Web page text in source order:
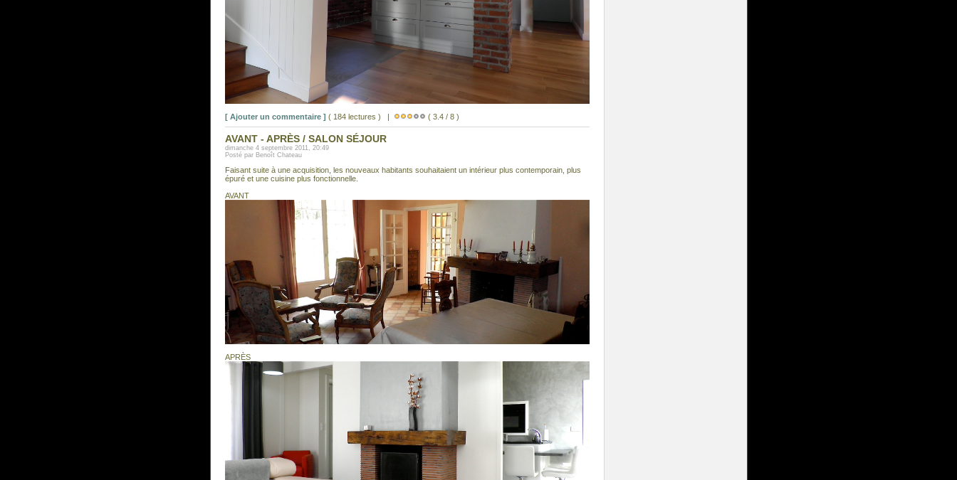
[ Ajouter un commentaire ] ( 184 lectures ) | ( 3.4 / 8 )
AVANT - APRÈS / SALON SÉJOUR
dimanche 4 septembre 2011, 20:49
Posté par Benoît Chateau
Faisant suite à une acquisition, les nouveaux habitants souhaitaient un intérieur plus contemporain, plus
épuré et une cuisine plus fonctionnelle.
AVANT
APRÈS